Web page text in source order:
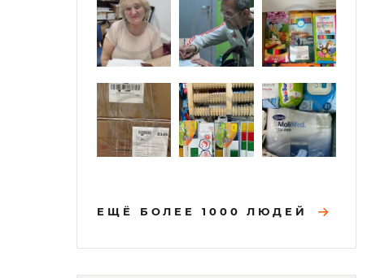
ЕЩЁ БОЛЕЕ 1000 ЛЮДЕЙ